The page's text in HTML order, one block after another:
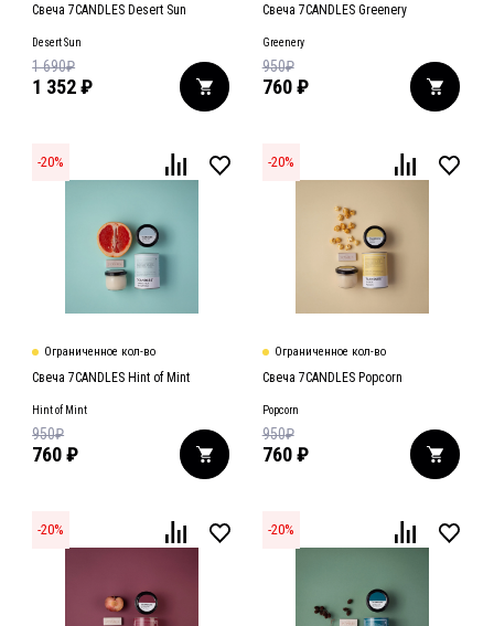
Свеча 7CANDLES Desert Sun
Desert Sun
1 352₽
1 690₽
Свеча 7CANDLES Greenery
Greenery
760 ₽
950₽
-20%
Ограниченное кол-во
Свеча 7CANDLES Hint of Mint
Hint of Mint
760₽
950₽
-20%
Ограниченное кол-во
Свеча 7CANDLES Popcorn
Popcorn
760 ₽
950₽
-20% -20%